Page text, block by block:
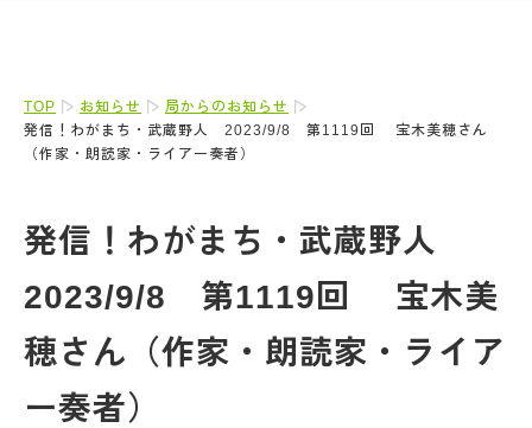
TOP お知らせ
局からのお知らせ
発信！わがまち・武蔵野人 2023/9/8 第1119回 宝木美穂さん
（作家・朗読家・ライアー奏者）
発信！わがまち・武蔵野人
2023/9/8 第1119回 宝木美
穂さん（作家・朗読家・ライア
ー奏者）